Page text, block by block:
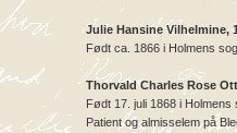
Julie Hansine Vilhelmine,
Født ca. 1866 i Holmens
Thorvald Charles Rose
Født 17. juli 1868 i
Patient og almisselem på